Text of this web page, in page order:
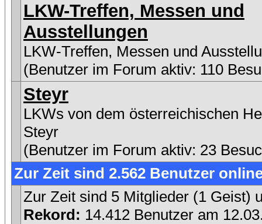
LKW-Treffen, Messen und
Ausstellungen
LKW-Treffen, Messen und
(Benutzer im Forum aktiv: 110
Steyr
LKWs von dem österreichischen
Steyr
(Benutzer im Forum aktiv: 23
Zur Zeit sind 2.562 Benutzer
Zur Zeit sind 5 Mitglieder (1 Geist)
Rekord: 14.412 Benutzer am